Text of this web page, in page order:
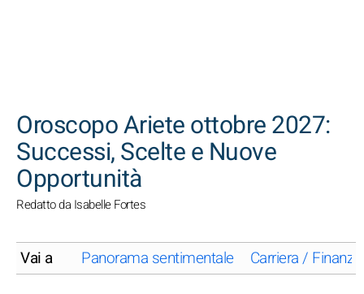
Oroscopo Ariete ottobre 2027:
Successi, Scelte e Nuove
Opportunità
Redatto da Isabelle Fortes
Vai a Panorama sentimentale Carriera / Finanze